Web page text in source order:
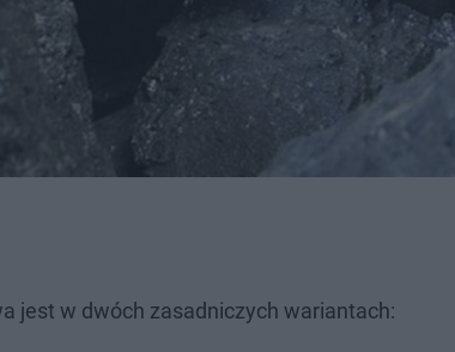
jest w dwóch zasadniczych wariantach: